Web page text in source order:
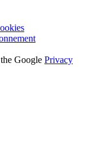
Google Privacy